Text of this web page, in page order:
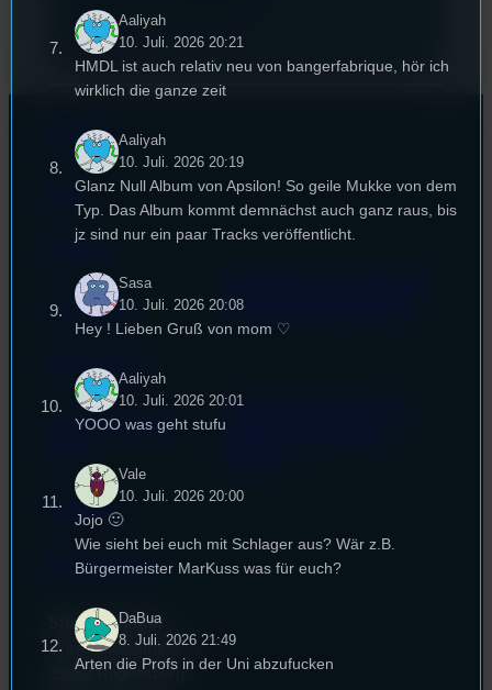
Kontakt
FAQ
Impressum
Datenschutz
Cookie-Richtlinie
Empfang
EPK & Presse
für Medienwissenschaft
Powered by Airtime.pro –
Start your own radio
Studentenfunk
Universitätsstraße 31
93053 Regensburg
Aaliyah
10. Juli. 2026 20:21
HMDL ist auch relativ neu von bangerfabrique, hör ich
wirklich die ganze zeit
Aaliyah
10. Juli. 2026 20:19
Glanz Null Album von Apsilon! So geile Mukke von dem
Typ. Das Album kommt demnächst auch ganz raus, bis
jz sind nur ein paar Tracks veröffentlicht.
Sasa
10. Juli. 2026 20:08
Hey ! Lieben Gruß von mom ♡
Aaliyah
10. Juli. 2026 20:01
YOOO was geht stufu
Vale
10. Juli. 2026 20:00
Jojo 🙂
Wie sieht bei euch mit Schlager aus? Wär z.B.
Bürgermeister MarKuss was für euch?
DaBua
8. Juli. 2026 21:49
Arten die Profs in der Uni abzufucken